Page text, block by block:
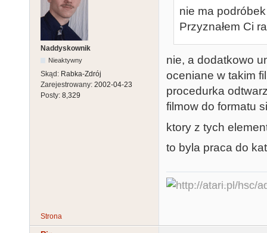
Naddyskownik
Nieaktywny
Skąd: Rabka-Zdrój
Zarejestrowany: 2002-04-23
Posty: 8,329
nie ma
Przyznałem Ci
nie, a dodatkowo
oceniane w takim
procedurka
filmow do formatu
ktory z tych
to byla praca do
Strona